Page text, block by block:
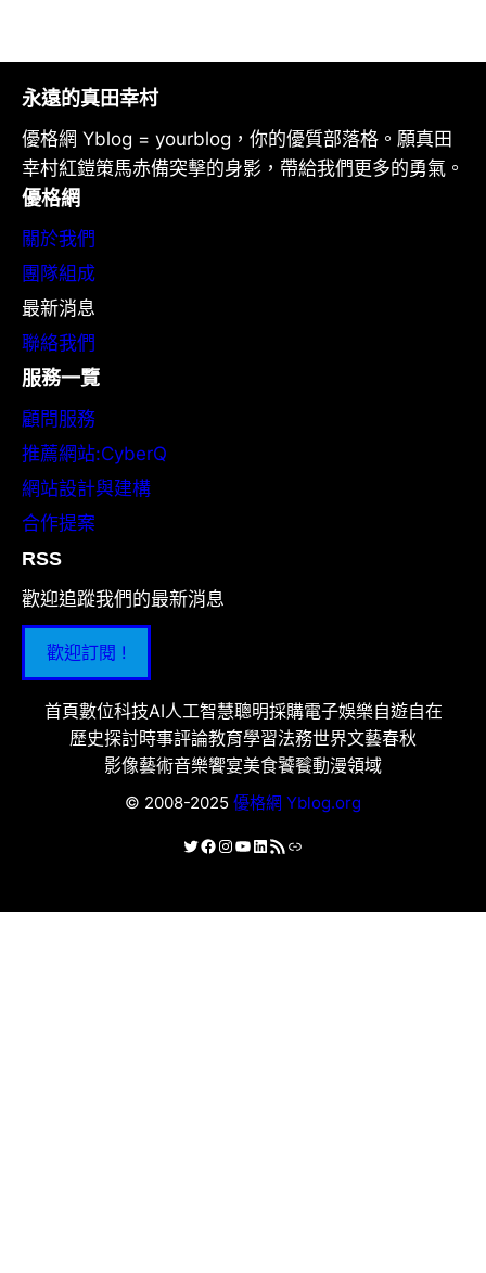
永遠的真田幸村
優格網 Yblog = yourblog，你的優質部落格。願真田
幸村紅鎧策馬赤備突擊的身影，帶給我們更多的勇氣。
優格網
關於我們
團隊組成
最新消息
聯絡我們
服務一覽
顧問服務
推薦網站:CyberQ
網站設計與建構
合作提案
RSS
歡迎追蹤我們的最新消息
歡迎訂閱 !
首頁數位科技AI人工智慧聰明採購電子娛樂自遊自在
歷史探討時事評論教育學習法務世界文藝春秋
影像藝術音樂饗宴美食饕餮動漫領域
© 2008-2025 優格網 Yblog.org
X Facebook
Instagram
YouTube
LinkedIn
RSS 資訊提供連結